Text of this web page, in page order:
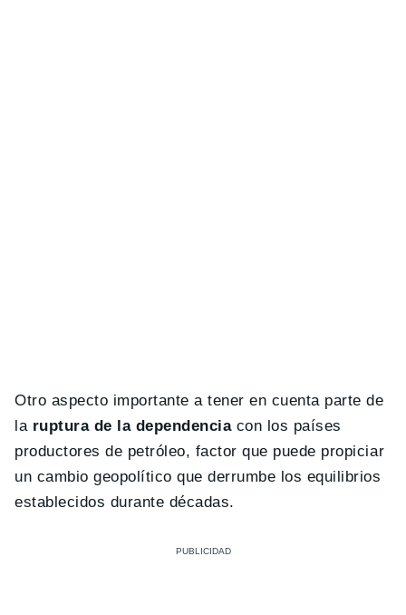
Otro aspecto importante a tener en cuenta parte de
la ruptura de la dependenciacon los países
productores de petróleo, factor que puede propiciar
un cambio geopolítico que derrumbe los equilibrios
establecidos durante décadas.